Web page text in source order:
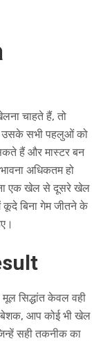
चाहते हैं, तो
उसके सभी पहलुओं को
हैं और मास्टर बन
अधिकतम हो
एक खेल से दूसरे खेल
कूदे बिना गेम जीतने के
सिद्धांत केवल वही
आप कोई भी खेल
सही तकनीक का